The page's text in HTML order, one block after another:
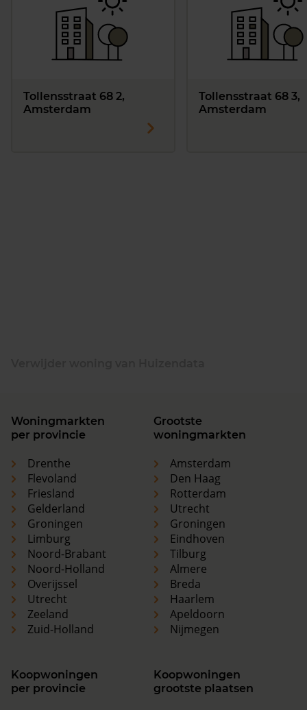
Tollensstraat 68 2,
Amsterdam
Tollensstraat 68 3,
Amsterdam
Woningmarkten
per provincie
Drenthe
Flevoland
Friesland
Gelderland
Groningen
Limburg
Noord-Brabant
Noord-Holland
Overijssel
Utrecht
Zeeland
Zuid-Holland
Grootste
woningmarkten
Amsterdam
Den Haag
Rotterdam
Utrecht
Groningen
Eindhoven
Tilburg
Almere
Breda
Haarlem
Apeldoorn
Nijmegen
Koopwoningen
per provincie
Koopwoningen
grootste plaatsen